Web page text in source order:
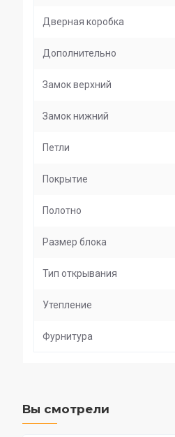
Дверная коробка
Дополнительно
Замок верхний
Замок нижний
Петли
Покрытие
Полотно
Размер блока
Тип открывания
Утепление
Фурнитура
Вы смотрели